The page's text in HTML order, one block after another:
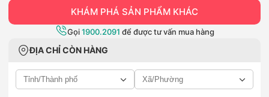
KHÁM PHÁ SẢN PHẨM KHÁC
Gọi1900.2091 để được tư vấn mua hàng
ĐỊA CHỈ CÒN HÀNG